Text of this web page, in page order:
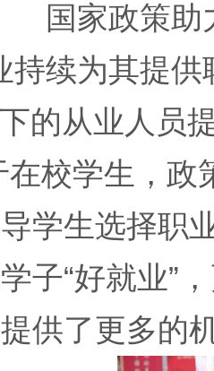
国家政策
持续为其提
的从业人员
生，政策
学生选择职
子“好就业”
供了更多的